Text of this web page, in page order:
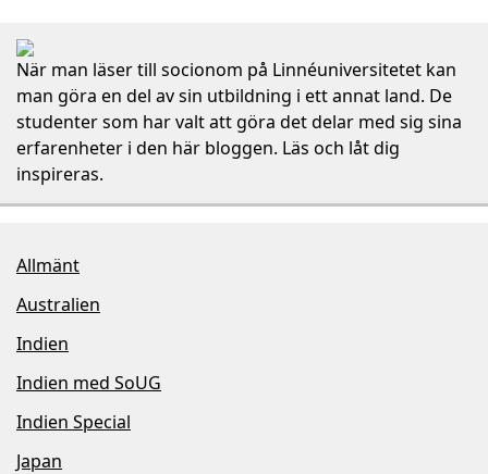
När man läser till socionom på Linnéuniversitetet kan
man göra en del av sin utbildning i ett annat land. De
studenter som har valt att göra det delar med sig sina
erfarenheter i den här bloggen. Läs och låt dig
inspireras.
Allmänt
Australien
Indien
Indien med SoUG
Indien Special
Japan